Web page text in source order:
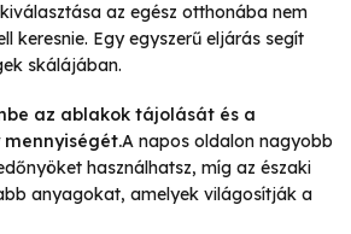
az egész otthonába nem
keresnie. Egy egyszerű eljárás segít
skálájában.
az ablakok tájolását és a
A napos oldalon nagyobb
használhatsz, míg az északi
anyagokat, amelyek világosítják a